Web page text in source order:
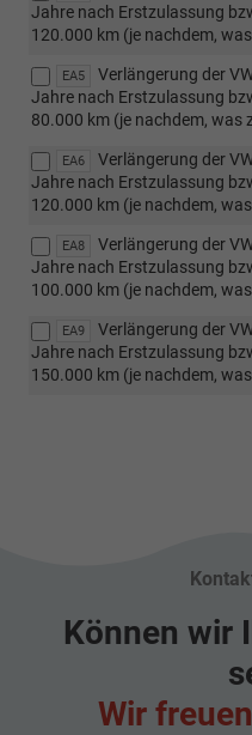
Jahre nach Erstzulassung
120.000 km (je nachdem,
EA5
Verlängerung der
Jahre nach Erstzulassung
80.000 km (je nachdem, was
EA6
Verlängerung der
Jahre nach Erstzulassung
120.000 km (je nachdem,
EA8
Verlängerung der
Jahre nach Erstzulassung
100.000 km (je nachdem,
EA9
Verlängerung der
Jahre nach Erstzulassung
150.000 km (je nachdem,
Können wir
Wir freuen